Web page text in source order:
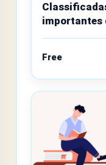
importantes
Free